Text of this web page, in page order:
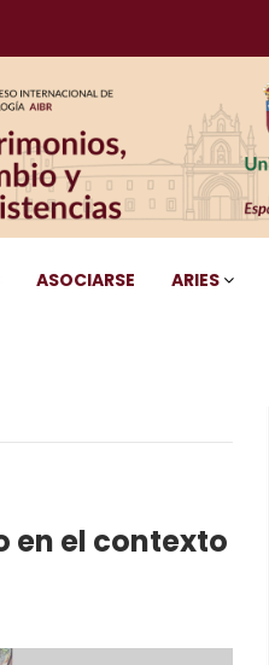
ASOCIARSE ARIES
en el contexto